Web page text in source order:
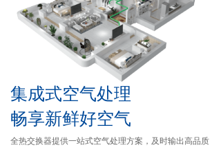
集成式空气处理
畅享新鲜好空气
全热交换器提供一站式空气处理方案，及时输出高品质